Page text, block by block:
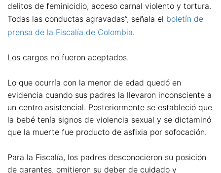
delitos de feminicidio, acceso carnal violento y tortura.
Todas las conductas agravadas”, señala el boletín de
prensa de la Fiscalía de Colombia.
Los cargos no fueron aceptados.
Lo que ocurría con la menor de edad quedó en
evidencia cuando sus padres la llevaron inconsciente a
un centro asistencial. Posteriormente se estableció que
la bebé tenía signos de violencia sexual y se dictaminó
que la muerte fue producto de asfixia por sofocación.
Para la Fiscalía, los padres desconocieron su posición
de garantes, omitieron su deber de cuidado y